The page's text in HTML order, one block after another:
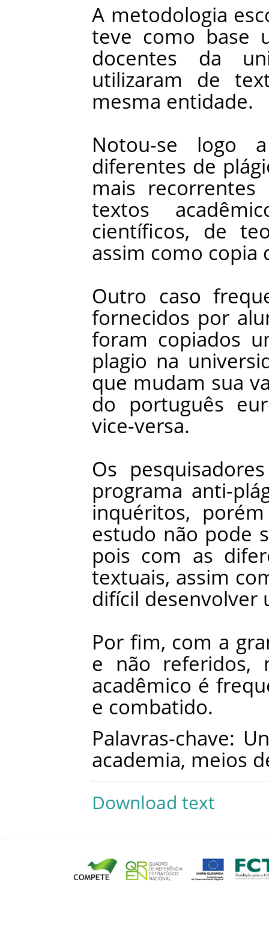
A metodologia
teve como base
docentes
da
utilizaram
de
mesma entidade.
Notou-se
logo
a
diferentes de
mais recorrentes
textos
científicos, de
assim como copia
Outro caso
fornecidos por
foram copiados
plagio na
que mudam sua
do português
vice-versa.
Os pesquisadores
programa anti-
inquéritos, porém
estudo não pode
pois com as
textuais, assim
difícil desenvolver
Por fim, com a
e não referidos,
acadêmico é
e combatido.
Palavras-chave:
academia, meios
Download text